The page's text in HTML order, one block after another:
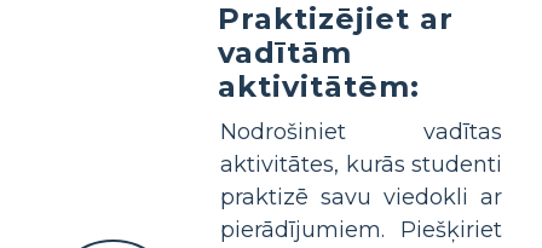
Praktizējiet ar
vadītām
aktivitātēm:
Nodrošiniet vadītas
aktivitātes, kurās studenti
praktizē savu viedokli ar
pierādījumiem. Piešķiriet